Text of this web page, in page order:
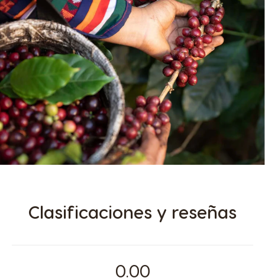
Clasificaciones y reseñas
0.00